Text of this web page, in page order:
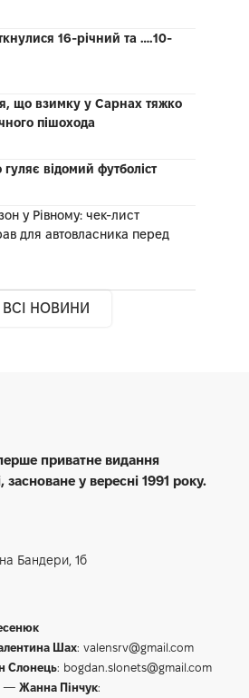
16-річний та ….10-
що взимку у Сарнах тяжко
пішохода
відомий футболіст
у Рівному: чек-лист
для автовласника перед
ВСІ НОВИНИ
перше приватне видання
засноване у вересні 1991 року.
Бандери, 1б
Шах: valensrv@gmail.com
Слонець: bogdan.slonets@gmail.com
— Жанна Пінчук: